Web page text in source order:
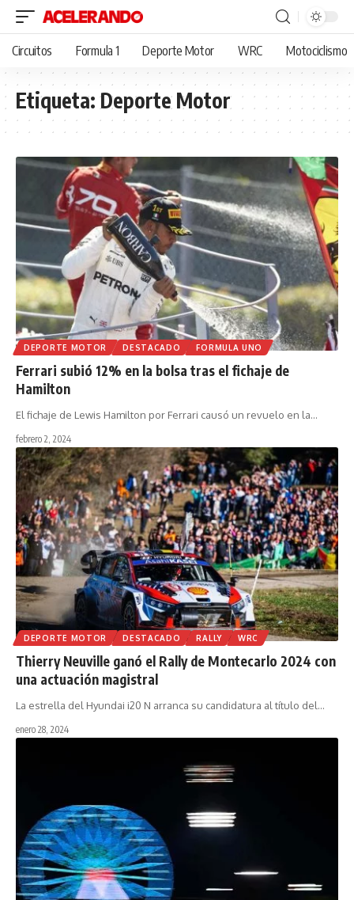
Circuitos Formula 1 Deporte Motor WRC Motociclismo
Etiqueta:Deporte Motor
DEPORTE MOTOR DESTACADO FORMULA UNO
Ferrari subió 12% en la bolsa tras el fichaje de
Hamilton
El fichaje de Lewis Hamilton por Ferrari causó un revuelo en la…
febrero 2, 2024
DEPORTE MOTOR DESTACADO RALLY WRC
Thierry Neuville ganó el Rally de Montecarlo 2024 con
una actuación magistral
La estrella del Hyundai i20 N arranca su candidatura al título del…
enero 28, 2024